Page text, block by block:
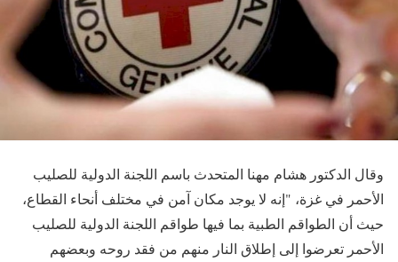
وقال الدكتور هشام مهنا المتحدث باسم اللجنة الدولية للصليب
الأحمر في غزة، "إنه لا يوجد مكان آمن في مختلف أنحاء القطاع،
حيث أن الطواقم الطبية بما فيها طواقم اللجنة الدولية للصليب
الأحمر تعرضوا إلى إطلاق النار منهم من فقد روحه وبعضهم